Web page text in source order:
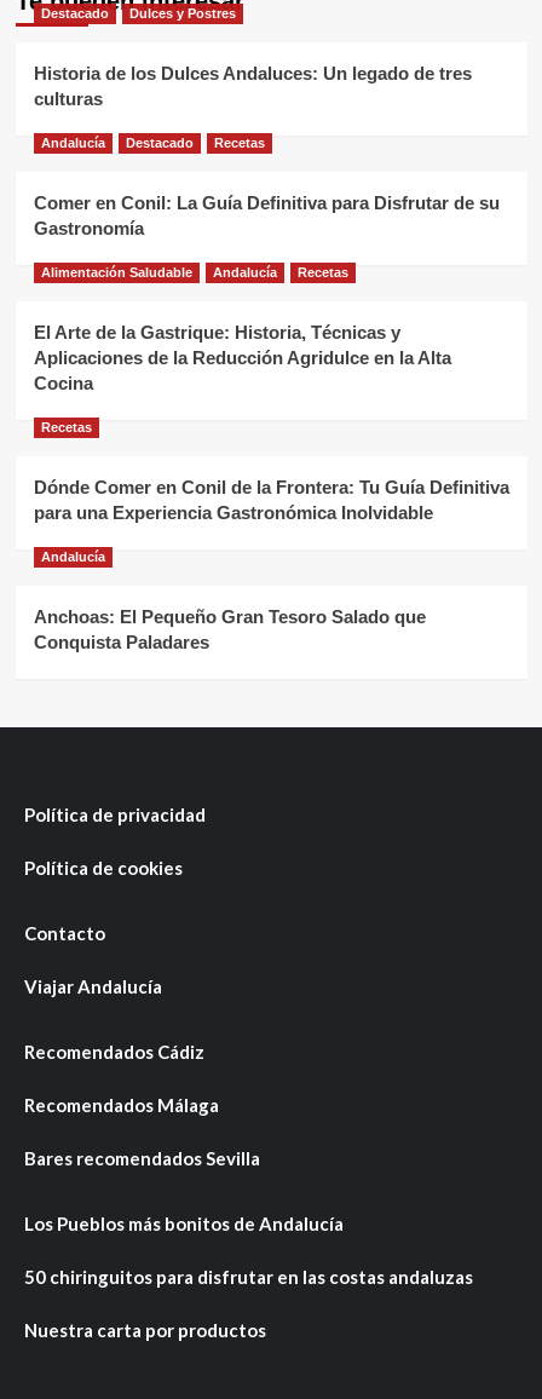
Destacado Dulces y Postres
Historia de los Dulces Andaluces: Un legado de tres
culturas
Andalucía Destacado Recetas
Comer en Conil: La Guía Definitiva para Disfrutar de su
Gastronomía
Alimentación Saludable Andalucía Recetas
El Arte de la Gastrique: Historia, Técnicas y
Aplicaciones de la Reducción Agridulce en la Alta
Cocina
Recetas
Dónde Comer en Conil de la Frontera: Tu Guía Definitiva
para una Experiencia Gastronómica Inolvidable
Andalucía
Anchoas: El Pequeño Gran Tesoro Salado que
Conquista Paladares
Política de privacidad
Política de cookies
Contacto
Viajar Andalucía
Recomendados Cádiz
Recomendados Málaga
Bares recomendados Sevilla
Los Pueblos más bonitos de Andalucía
50 chiringuitos para disfrutar en las costas andaluzas
Nuestra carta por productos